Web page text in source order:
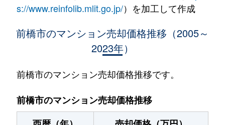
320万円 前橋
南町
2,600万円 前橋 徒歩11分
南町
1,100万円 前橋
元総社町
210万円 新前橋 徒歩27分
s://www.reinfolib.mlit.go.jp/）を加工して作成
前橋市のマンション売却価格推移（2005～
2023年）
前橋市のマンション売却価格推移です。
前橋市のマンション売却価格推移